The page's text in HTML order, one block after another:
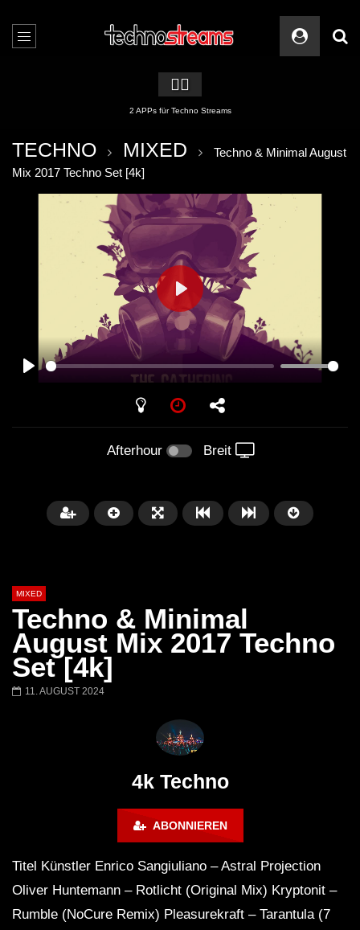
🏳️‍🌈
2 APPs für Techno Streams
TECHNO MIXED
Techno & Minimal August
Mix 2017 Techno Set [4k]
PLAY
Afterhour Breit
MIXED
Techno & Minimal
August Mix 2017 Techno
Set [4k]
11. AUGUST 2024
4k Techno
ABONNIEREN
Titel Künstler Enrico Sangiuliano – Astral Projection
Oliver Huntemann – Rotlicht (Original Mix) Kryptonit –
Rumble (NoCure Remix) Pleasurekraft – Tarantula (7